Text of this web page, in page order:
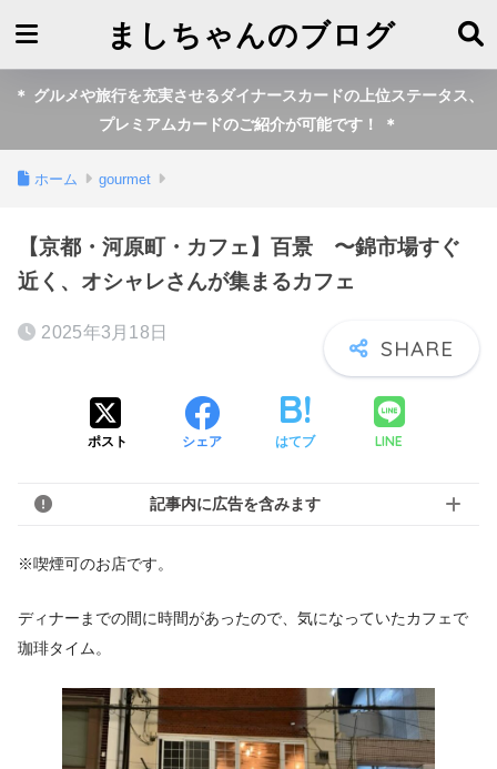
ましちゃんのブログ
＊ グルメや旅行を充実させるダイナースカードの上位ステータス、
プレミアムカードのご紹介が可能です！ ＊
ホーム gourmet
【京都・河原町・カフェ】百景 〜錦市場すぐ
近く、オシャレさんが集まるカフェ
2025年3月18日
ポスト シェア はてブ LINE
記事内に広告を含みます
※喫煙可のお店です。
ディナーまでの間に時間があったので、気になっていたカフェで
珈琲タイム。